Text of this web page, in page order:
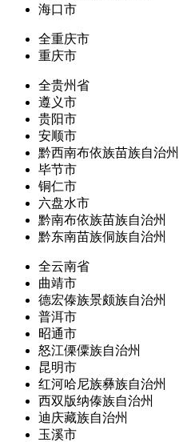
海口市
全重庆市
重庆市
全贵州省
遵义市
贵阳市
安顺市
黔西南布依族苗族自治州
毕节市
铜仁市
六盘水市
黔南布依族苗族自治州
黔东南苗族侗族自治州
全云南省
曲靖市
德宏傣族景颇族自治州
普洱市
昭通市
怒江傈僳族自治州
昆明市
红河哈尼族彝族自治州
西双版纳傣族自治州
迪庆藏族自治州
玉溪市